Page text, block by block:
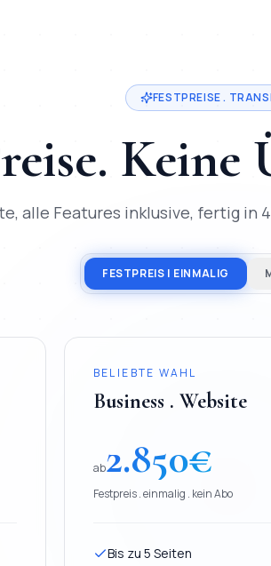
FESTPREISE .
Keine
alle Features inklusive, fertig in
FESTPREIS | EINMALIG
BELIEBTE WAHL
Business . Website
ab2.850€
Festpreis . einmalig . kein Abo
Bis zu 5 Seiten